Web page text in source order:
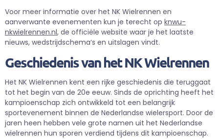
Voor meer informatie over het NK Wielrennen en
aanverwante evenementen kun je terecht op knwu-
nkwielrennen.nl, de officiële website waar je het laatste
nieuws, wedstrijdschema’s en uitslagen vindt.
Geschiedenis van het NK Wielrennen
Het NK Wielrennen kent een rijke geschiedenis die teruggaat
tot het begin van de 20e eeuw. Sinds de oprichting heeft het
kampioenschap zich ontwikkeld tot een belangrijk
sportevenement binnen de Nederlandse wielersport. Door de
jaren heen hebben vele grote namen uit het Nederlandse
wielrennen hun sporen verdiend tijdens dit kampioenschap.